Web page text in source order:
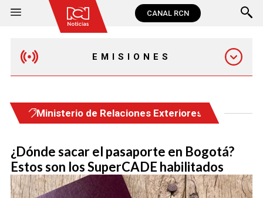
CANAL RCN
EMISIONES
EMISIÓN 7:00 PM
Ministerio de Relaciones Exteriores
¿Dónde sacar el pasaporte en Bogotá?
Estos son los SuperCADE habilitados